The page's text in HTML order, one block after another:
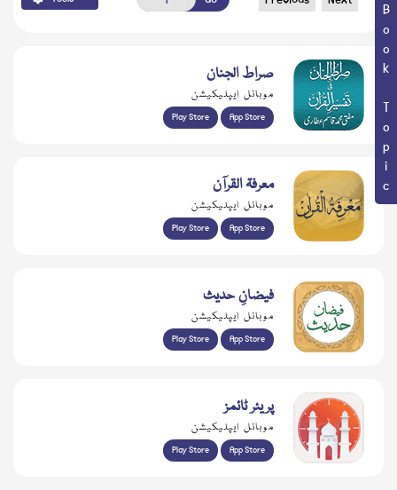
Book Topic صراط الجنان
موبائل ایپلیکیشن
Play Store App Store
معرفۃ القرآن
موبائل ایپلیکیشن
Play Store App Store
فیضانِ حدیث
موبائل ایپلیکیشن
Play Store App Store
پریئر ٹائمز
موبائل ایپلیکیشن
Play Store App Store